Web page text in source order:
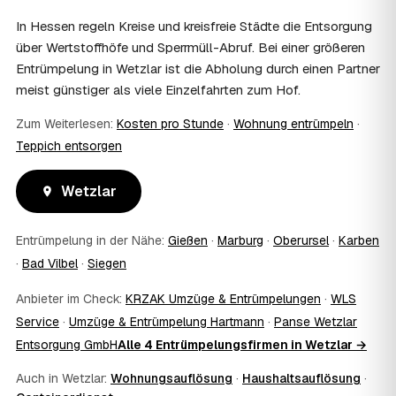
über die Kostenübernahme.
08 Bekomme ich einen Entsorgungsnachweis?
Ja. Die Partner entsorgen über zugelassene Höfe und
stellen auf Wunsch einen Entsorgungsnachweis aus —
oder die eigene Dokumentation.
09 Muss ich bei der Entrümpelung anwesend sein?
Nicht zwingend. Viele Kunden in Wetzlar sind nur zur
Übergabe und zum Abschluss vor Ort; den genauen
Ablauf — etwa die Schlüsselübergabe — stimmen Sie
10 Was ist im Festpreis enthalten?
Der Festpreis deckt in der Regel das komplette
fachgerechte Entsorgung ab — auf Wunsch inklusive
besenreiner Übergabe. Es gibt keine versteckten
Zusatzkosten: Was vereinbart ist, gilt. Anrechenbare
11
Was kostet die Anfrage über AWL Zentrum?
In Hessen regeln Kreise und kreisfreie Städte die Entsorgung
über Wertstoffhöfe und Sperrmüll-Abruf. Bei einer größeren
Entrümpelung in Wetzlar ist die Abholung durch einen Partner
meist günstiger als viele Einzelfahrten zum Hof.
Zum Weiterlesen: Kosten pro Stunde · Wohnung entrümpeln ·
Teppich entsorgen
Wetzlar
Entrümpelung in der Nähe: Gießen · Marburg · Oberursel· Karben
· Bad Vilbel· Siegen
Anbieter im Check: KRZAK Umzüge & Entrümpelungen · WLS
Service · Umzüge & Entrümpelung Hartmann · Panse Wetzlar
Entsorgung GmbHAlle 4 Entrümpelungsfirmen in Wetzlar →
Auch in Wetzlar: Wohnungsauflösung · Haushaltsauflösung ·